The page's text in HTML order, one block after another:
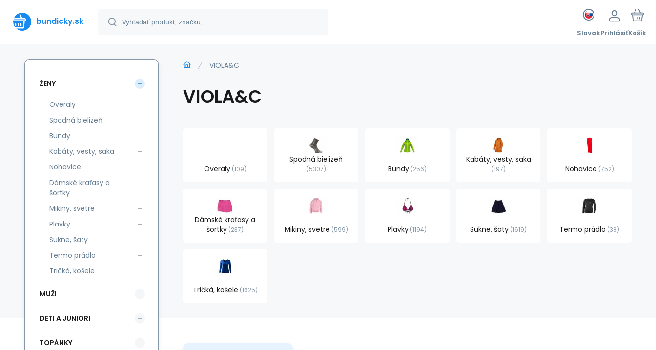
bundicky.sk
SlovakPrihlásiťKošík
VIOLA&C
VIOLA&C
Overaly 109
Spodná bielizeň
5307 Bundy 256
Kabáty, vesty, saka
197 Nohavice 752
Dámské kraťasy a
šortky 237 Mikiny, svetre 599 Plavky 1194 Sukne, šaty 1619 Termo prádlo 38
Tričká, košele 1625
ŽENY
Overaly
Spodná bielizeň
Bundy
Kabáty, vesty, saka
Nohavice
Dámské kraťasy a
šortky
Mikiny, svetre
Plavky
Sukne, šaty
Termo prádlo
Tričká, košele
MUŽI
DETI A JUNIORI
TOPÁNKY